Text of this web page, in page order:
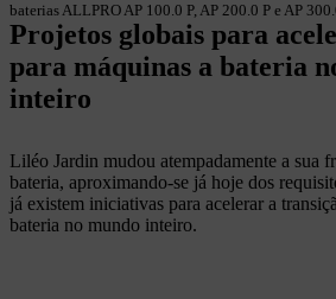
baterias ALLPRO AP 100.0 P, AP 200.0 P e AP
Projetos globais para
para máquinas a bateria
inteiro
Liléo Jardin mudou atempadamente a sua
bateria, aproximando-se já hoje dos
já existem iniciativas para acelerar a
bateria no mundo inteiro.